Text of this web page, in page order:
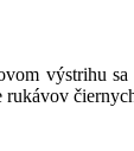
výstrihu